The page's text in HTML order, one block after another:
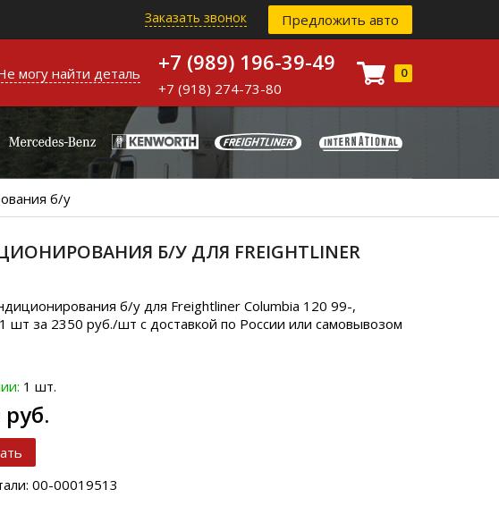
Заказать звонок Предложить авто
могу найти деталь +7 (989) 196-39-49
+7 (918) 274-73-80
0
б/у
Б/У ДЛЯ FREIGHTLINER
б/у для Freightliner Columbia 120 99-,
за 2350 руб./шт с доставкой по России или самовывозом
1 шт.
00-00019513